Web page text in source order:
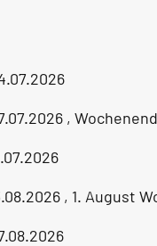
,
, 1. August